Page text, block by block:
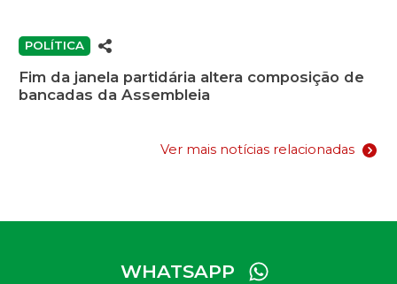
POLÍTICA
Fim da janela partidária altera composição de
bancadas da Assembleia
Ver mais notícias relacionadas
WHATSAPP